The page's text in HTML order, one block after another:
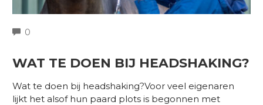
0
WAT TE DOEN BIJ HEADSHAKING?
Wat te doen bij headshaking?Voor veel eigenaren
lijkt het alsof hun paard plots is begonnen met